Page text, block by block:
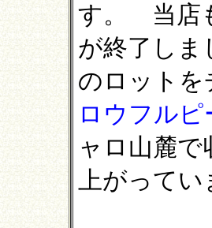
す。 当店
が終了し
のロット
ロウフルピ
ャロ山麓
上がってい